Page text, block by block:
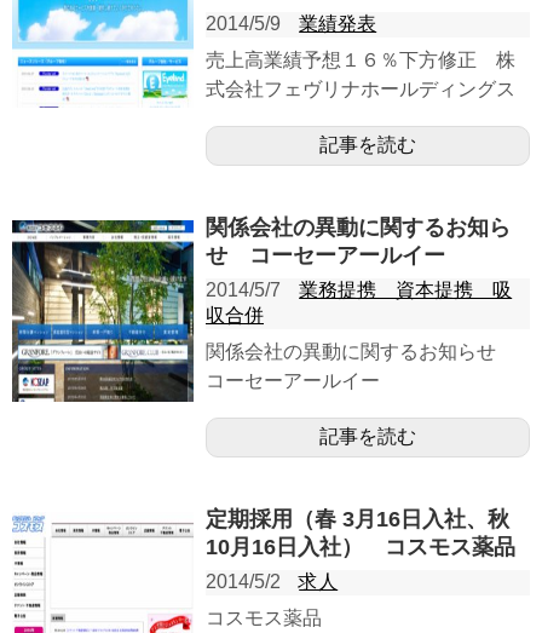
2014/5/9
業績発表
売上高業績予想１６％下方修正 株
式会社フェヴリナホールディングス
記事を読む
関係会社の異動に関するお知ら
せ コーセーアールイー
2014/5/7
業務提携 資本提携 吸
収合併
関係会社の異動に関するお知らせ
コーセーアールイー
記事を読む
定期採用（春 3月16日入社、秋
10月16日入社） コスモス薬品
2014/5/2
求人
コスモス薬品